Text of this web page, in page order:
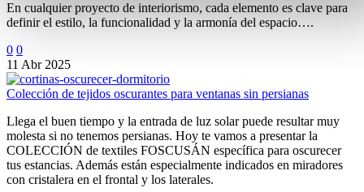
En cualquier proyecto de interiorismo, cada elemento es clave para
definir el estilo, la funcionalidad y la armonía del espacio….
0 0
11 Abr 2025
Colección de tejidos oscurantes para ventanas sin persianas
Llega el buen tiempo y la entrada de luz solar puede resultar muy
molesta si no tenemos persianas. Hoy te vamos a presentar la
COLECCIÓN de textiles FOSCUSÁN específica para oscurecer
tus estancias. Además están especialmente indicados en miradores
con cristalera en el frontal y los laterales.